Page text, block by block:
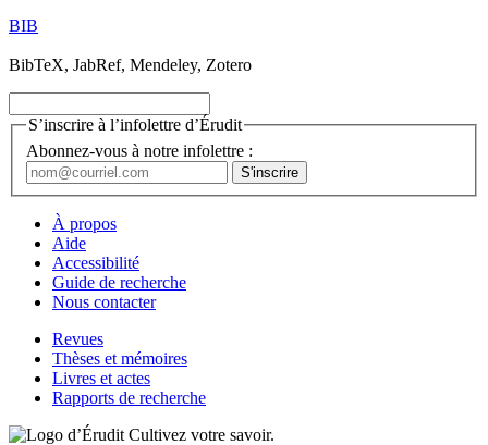
BIB
BibTeX, JabRef, Mendeley, Zotero
S’inscrire à l’infolettre d’Érudit
Abonnez-vous à notre infolettre :
À propos
Aide
Accessibilité
Guide de recherche
Nous contacter
Revues
Thèses et mémoires
Livres et actes
Rapports de recherche
Cultivez votre savoir.